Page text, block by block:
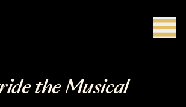
the Musical